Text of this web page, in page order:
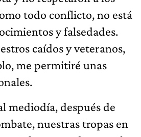
todo conflicto, no está
y falsedades.
caídos y veteranos,
me permitiré unas
mediodía, después de
nuestras tropas en